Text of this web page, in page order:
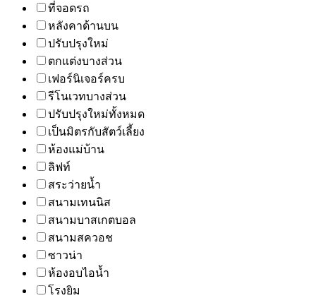
ที่จอดรถ
หลังคาด้านบน
ปรับปรุงใหม่
ตกแต่งบางส่วน
เฟอร์นิเจอร์ครบ
รีโนเวทบางส่วน
ปรับปรุงใหม่ทั้งหมด
เป็นมิตรกับสัตว์เลี้ยง
ห้องแม่บ้าน
ลิฟท์
สระว่ายน้ำ
สนามเทนนิส
สนามบาสเกตบอล
สนามสควอช
ซาวน่า
ห้องอบไอน้ำ
โรงยิม